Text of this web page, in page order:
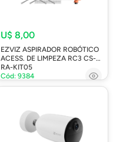
U$ 8,00
EZVIZ ASPIRADOR ROBÓTICO
ACESS. DE LIMPEZA RC3 CS-
RA-KIT05
Cód: 9384